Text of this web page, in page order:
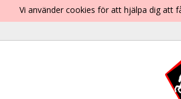
Vi använder cookies för att hjälpa dig att